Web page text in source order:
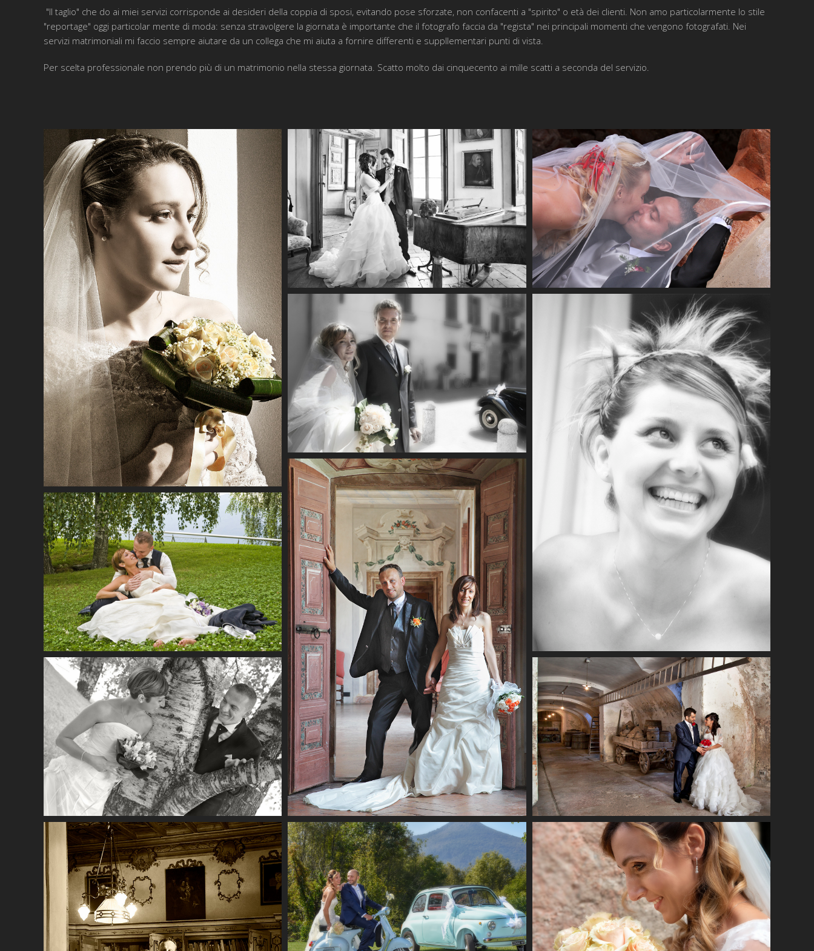
"Il taglio" che do ai miei servizi corrisponde ai desideri della coppia di sposi, evitando pose sforzate, non confacenti a "spirito" o età dei clienti. Non amo particolarmente lo stile
"reportage" oggi particolar mente di moda: senza stravolgere la giornata è importante che il fotografo faccia da "regista" nei principali momenti che vengono fotografati. Nei
servizi matrimoniali mi faccio sempre aiutare da un collega che mi aiuta a fornire differenti e suppllementari punti di vista.
Per scelta professionale non prendo più di un matrimonio nella stessa giornata. Scatto molto dai cinquecento ai mille scatti a seconda del servizio.